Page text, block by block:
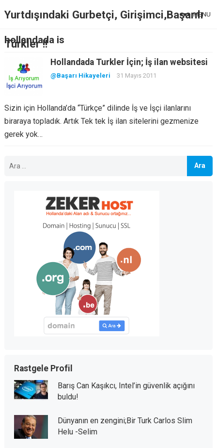
Yurtdışındaki Gurbetçi, Girişimci,Başarılı
Türkler !!
MENU
hollandada is
Hollandada Turkler İçin; İş ilan websitesi
@Başarı Hikayeleri 31 Mayıs 2011
Sizin için Hollanda’da “Türkçe” dilinde İş ve İşçi ilanlarını
biraraya topladık. Artık Tek tek İş ilan sitelerini gezmenize
gerek yok…
Rastgele Profil
Barış Can Kaşıkcı, Intel’in güvenlik açığını
buldu!
Dünyanın en zengini;Bir Turk Carlos Slim
Helu -Selim